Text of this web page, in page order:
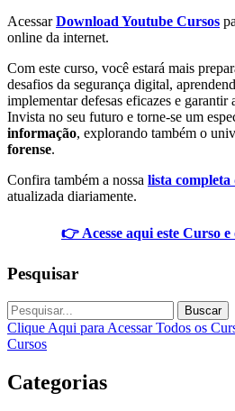
AcessarDownload Youtube Cursos
online da internet.
Com este curso, você estará mais
desafios da segurança digital,
implementar defesas eficazes e garantir
Invista no seu futuro e torne-se um
informação, explorando também o
forense.
Confira também a nossa lista completa
atualizada diariamente.
👉 Acesse aqui este Curso
Pesquisar
Buscar
Clique Aqui para Acessar Todos os
Cursos
Categorias